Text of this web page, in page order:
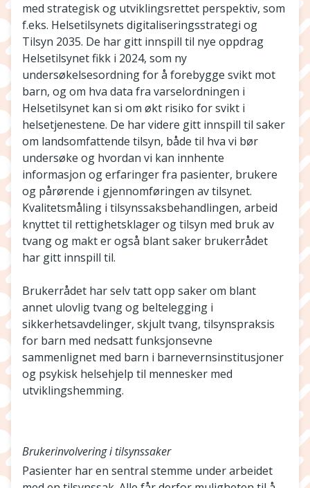
med strategisk og utviklingsrettet perspektiv, som
f.eks. Helsetilsynets digitaliseringsstrategi og
Tilsyn 2035. De har gitt innspill til nye oppdrag
Helsetilsynet fikk i 2024, som ny
undersøkelsesordning for å forebygge svikt mot
barn, og om hva data fra varselordningen i
Helsetilsynet kan si om økt risiko for svikt i
helsetjenestene. De har videre gitt innspill til saker
om landsomfattende tilsyn, både til hva vi bør
undersøke og hvordan vi kan innhente
informasjon og erfaringer fra pasienter, brukere
og pårørende i gjennomføringen av tilsynet.
Kvalitetsmåling i tilsynssaksbehandlingen, arbeid
knyttet til rettighetsklager og tilsyn med bruk av
tvang og makt er også blant saker brukerrådet
har gitt innspill til.
Brukerrådet har selv tatt opp saker om blant
annet ulovlig tvang og beltelegging i
sikkerhetsavdelinger, skjult tvang, tilsynspraksis
for barn med nedsatt funksjonsevne
sammenlignet med barn i barnevernsinstitusjoner
og psykisk helsehjelp til mennesker med
utviklingshemming.
Brukerinvolvering i tilsynssaker
Pasienter har en sentral stemme under arbeidet